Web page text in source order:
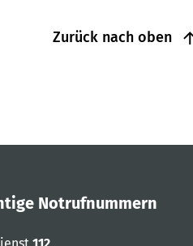
Zurück nach oben
Notrufnummern